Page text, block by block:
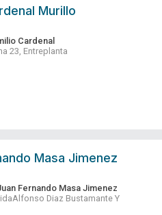
Murillo
Cardenal
23, Entreplanta
Masa Jimenez
Fernando Masa Jimenez
Diaz Bustamante Y